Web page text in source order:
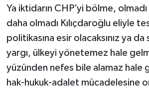
Ya iktidarın CHP’yi bölme,
daha olmadı Kılıçdaroğlu eliyle
politikasına esir olacaksınız ya da
yargı, ülkeyi yönetemez hale
yüzünden nefes bile alamaz hale
hak-hukuk-adalet mücadelesine